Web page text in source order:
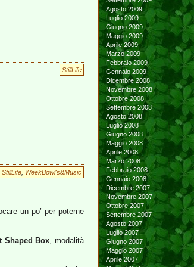
StillLife
StillLife WeekBowl's&Music
un po’ per poterne
Shaped Box, modalità
Agosto 2009
Luglio 2009
Giugno 2009
Maggio 2009
Aprile 2009
Marzo 2009
Febbraio 2009
Gennaio 2009
Dicembre 2008
Novembre 2008
Ottobre 2008
Settembre 2008
Agosto 2008
Luglio 2008
Giugno 2008
Maggio 2008
Aprile 2008
Marzo 2008
Febbraio 2008
Gennaio 2008
Dicembre 2007
Novembre 2007
Ottobre 2007
Settembre 2007
Agosto 2007
Luglio 2007
Giugno 2007
Maggio 2007
Aprile 2007